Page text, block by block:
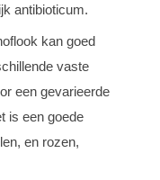
antibioticum.
kan goed
vaste
een gevarieerde
is een goede
en rozen,